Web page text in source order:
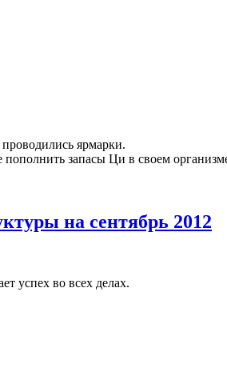
ярмарки.
пополнить запасы Ци в своем
на сентябрь 2012
успех во всех делах.